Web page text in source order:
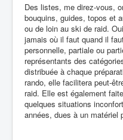
Des listes, me direz-vous,
bouquins, guides, topos et
ou de loin au ski de raid.
jamais où il faut quand il
personnelle, partiale ou
représentants des
distribuée à chaque
rando, elle facilitera peut-
raid. Elle est également
quelques situations
années, dues à un matériel